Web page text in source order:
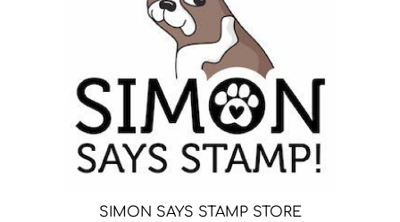
SIMON SAYS STAMP STORE